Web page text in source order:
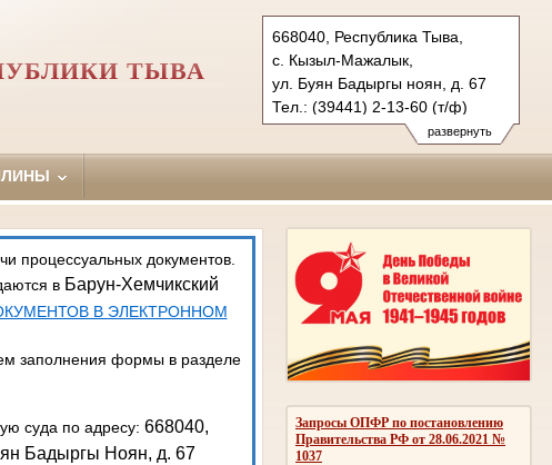
развернуть
668040, Республика Тыва,
с. Кызыл-Мажалык,
ул. Буян Бадыргы ноян, д. 67
Тел.: (39441) 2-13-60 (т/ф)
barun-hemchikskiy.tva@sudrf.ru
показать на карте
ТЫВА
Запросы ОПФР по постановлению
Правительства РФ от 28.06.2021 №
1037
процессуальных документов.
в Барун-Хемчикский
В ЭЛЕКТРОННОМ
заполнения формы в разделе
суда по адресу: 668040,
Бадыргы Ноян, д. 67